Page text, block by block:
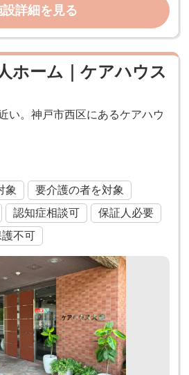
設詳細を見る
ホーム｜ケアハウス
い。神戸市西区にあるケアハウ
象
要介護の者を対象
認知症相談可
保証人必要
不可